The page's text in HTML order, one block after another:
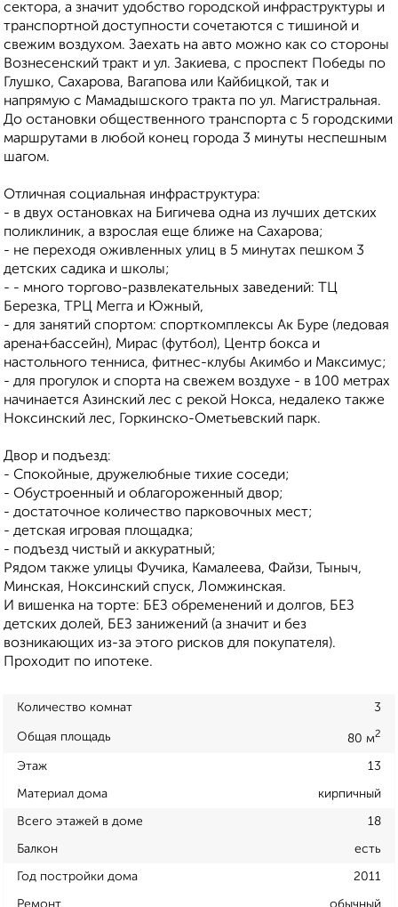
сектора, а значит удобство городской инфраструктуры и
транспортной доступности сочетаются с тишиной и
свежим воздухом. Заехать на авто можно как со стороны
Вознесенский тракт и ул. Закиева, с проспект Победы по
Глушко, Сахарова, Вагапова или Кайбицкой, так и
напрямую с Мамадышского тракта по ул. Магистральная.
До остановки общественного транспорта с 5 городскими
маршрутами в любой конец города 3 минуты неспешным
шагом.
Отличная социальная инфраструктура:
- в двух остановках на Бигичева одна из лучших детских
поликлиник, а взрослая еще ближе на Сахарова;
- не переходя оживленных улиц в 5 минутах пешком 3
детских садика и школы;
- - много торгово-развлекательных заведений: ТЦ
Березка, ТРЦ Мегга и Южный,
- для занятий спортом: спорткомплексы Ак Буре (ледовая
арена+бассейн), Мирас (футбол), Центр бокса и
настольного тенниса, фитнес-клубы Акимбо и Максимус;
- для прогулок и спорта на свежем воздухе - в 100 метрах
начинается Азинский лес с рекой Нокса, недалеко также
Ноксинский лес, Горкинско-Ометьевский парк.
Двор и подъезд:
- Спокойные, дружелюбные тихие соседи;
- Обустроенный и облагороженный двор;
- достаточное количество парковочных мест;
- детская игровая площадка;
- подъезд чистый и аккуратный;
Рядом также улицы Фучика, Камалеева, Файзи, Тыныч,
Минская, Ноксинский спуск, Ломжинская.
И вишенка на торте: БЕЗ обременений и долгов, БЕЗ
детских долей, БЕЗ занижений (а значит и без
возникающих из-за этого рисков для покупателя).
Проходит по ипотеке.
Количество комнат 3
Общая площадь 80 м2
Этаж 13
Материал дома кирпичный
Всего этажей в доме 18
Балкон есть
Год постройки дома 2011
Ремонт обычный